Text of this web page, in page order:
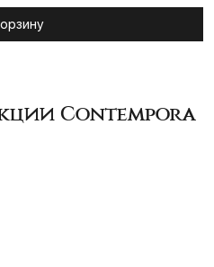
Contempora